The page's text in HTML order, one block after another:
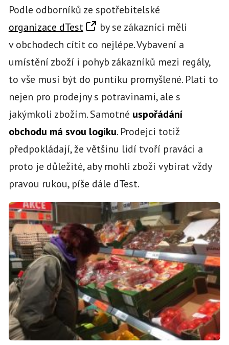
Podle odborníků ze spotřebitelské
organizace dTest
by se zákazníci měli
v obchodech cítit co nejlépe. Vybavení a
umístění zboží i pohyb zákazníků mezi regály,
to vše musí být do puntíku promyšlené. Platí to
nejen pro prodejny s potravinami, ale s
jakýmkoli zbožím. Samotné uspořádání
obchodu má svou logiku. Prodejci totiž
předpokládají, že většinu lidí tvoří praváci a
proto je důležité, aby mohli zboží vybírat vždy
pravou rukou, píše dále dTest.